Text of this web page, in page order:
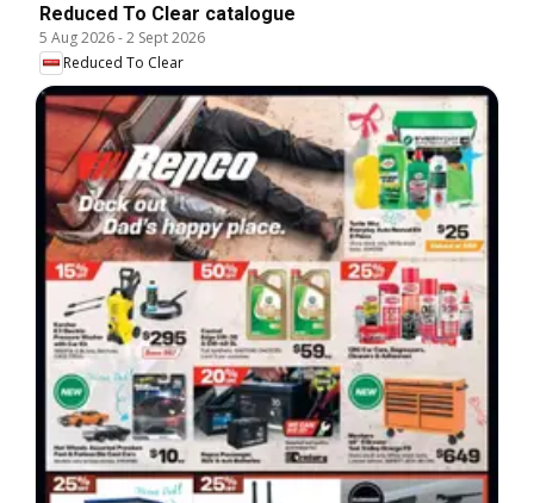
Reduced To Clear catalogue
5 Aug 2026-2 Sept 2026
Reduced To Clear